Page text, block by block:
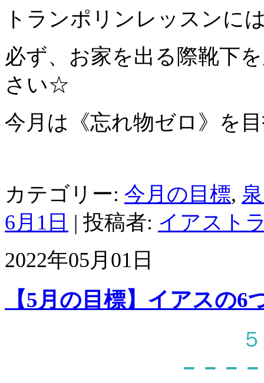
トランポリンレッスンに
必ず、お家を出る際靴下
さい☆
今月は《忘れ物ゼロ》を
カテゴリー: 今月の目標,
6月1日 | 投稿者: イアスト
2022年05月01日
【5月の目標】イアスの6
－－－